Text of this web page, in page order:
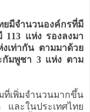
ยมีจำนวนองค์กรที่มี
113 แห่ง รองลงมา
เท่ากัน ตามมาด้วย
กัมพูชา 3 แห่ง ตาม
เพิ่มจำนวนมากขึ้น
ละในประเทศไทย